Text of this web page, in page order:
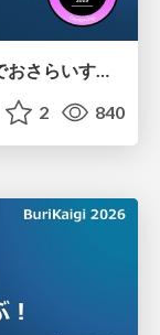
なんとなくの実装を抜け出す！ 10分でおさらいするAgentCoreの認証・認可
2 840